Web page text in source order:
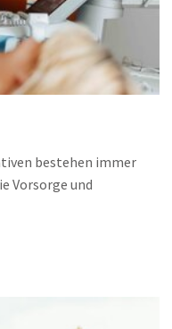
bestehen immer
Vorsorge und